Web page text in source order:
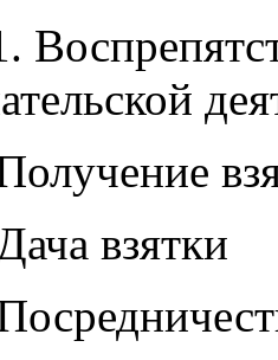
взятки